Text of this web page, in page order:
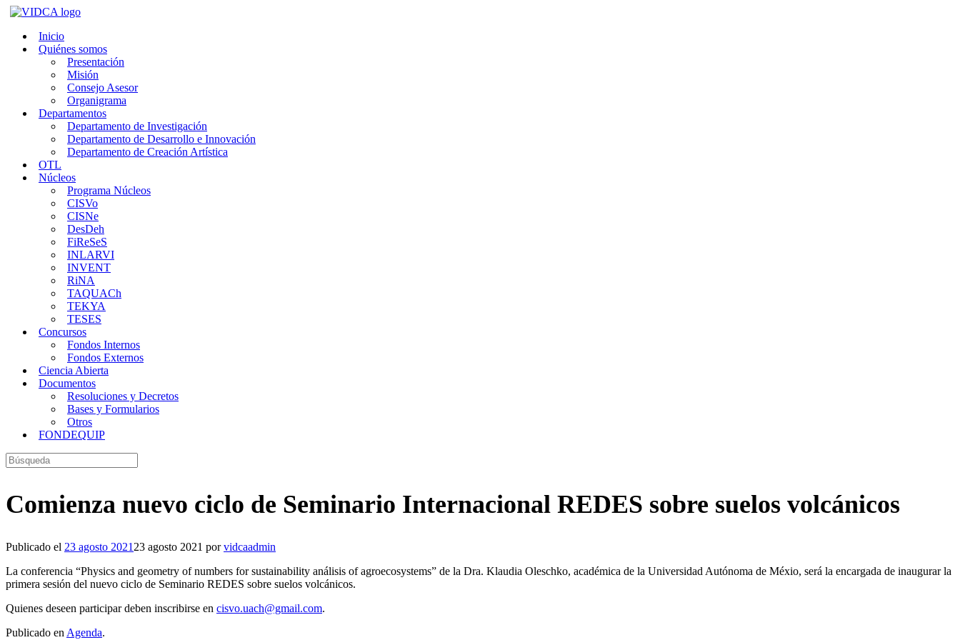
Saltar
contenidoInicio
Quiénes somos
Presentación
Misión
Consejo Asesor
Organigrama
Departamentos
Departamento de Investigación
Departamento de Desarrollo e Innovación
Departamento de Creación Artística
OTL
Núcleos
Programa Núcleos
CISVo
CISNe
DesDeh
FiReSeS
INLARVI
INVENT
RiNA
TAQUACh
TEKYA
TESES
Concursos
Fondos Internos
Fondos Externos
Ciencia Abierta
Documentos
Resoluciones y Decretos
Bases y Formularios
Otros
FONDEQUIP
Buscar:
Comienza nuevo ciclo de Seminario Internacional REDES sobre suelos volcánicos
Publicado el 23 agosto 2021 23 agosto 2021 porvidcaadmin
La conferencia “Physics and geometry of numbers for sustainability análisis of agroecosystems” de la Dra. Klaudia Oleschko, académica de la Universidad Autónoma de Méxio, será la encargada de inaugurar la
primera sesión del nuevo ciclo de Seminario REDES sobre suelos volcánicos.
Quienes deseen participar deben inscribirse en cisvo.uach@gmail.com.
Publicado en Agenda.